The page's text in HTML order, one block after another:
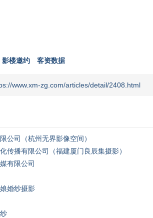
影楼邀约 客资数据
www.xm-zg.com/articles/detail/2408.html
公司（杭州无界影像空间）
传播有限公司（福建厦门良辰集摄影）
有限公司
婚纱摄影